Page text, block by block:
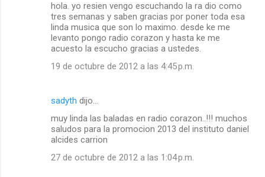
hola. yo resien vengo escuchando la ra dio como
tres semanas y saben gracias por poner toda esa
linda musica que son lo maximo. desde ke me
levanto pongo radio corazon y hasta ke me
acuesto la escucho gracias a ustedes.
19 de octubre de 2012 a las 4:45 p.m.
sadyth dijo…
muy linda las baladas en radio corazon..!!! muchos
saludos para la promocion 2013 del instituto daniel
alcides carrion
27 de octubre de 2012 a las 1:04 p.m.